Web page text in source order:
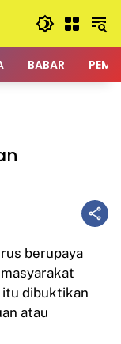
BABAR
berupaya
itu dibuktikan
atau